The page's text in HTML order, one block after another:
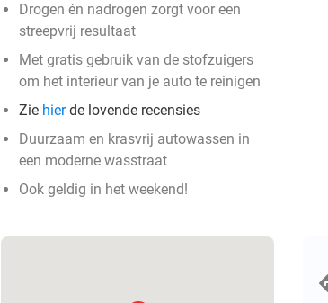
Drogen én nadrogen zorgt voor een
streepvrij resultaat
Met gratis gebruik van de stofzuigers
om het interieur van je auto te reinigen
Zie hierde lovende recensies
Duurzaam en krasvrij autowassen in
een moderne wasstraat
Ook geldig in het weekend!